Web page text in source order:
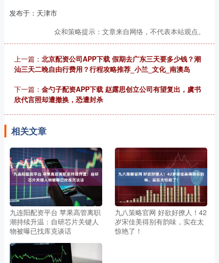
发布于：天津市
众和策略提示：文章来自网络，不代表本站观点。
上一篇： 北京配资公司APP下载 假期去广东三天要多少钱？潮
汕三天二晚自由行费用？行程攻略推荐_小兰_文化_南澳岛
下一篇： 金勺子配资APP下载 赵露思创立公司有望复出，虞书
欣代言照却遭撤换，恐遭封杀
相关文章
九连阳配资平台 苹果高管离职
潮持续升温：自研芯片关键人
物被曝已找库克谈话
九八策略官网 好欲好撩人！42
岁宋佳美得别有韵味，实在太
惊艳了！